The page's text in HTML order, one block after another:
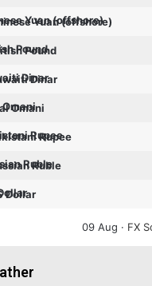
Yuan (offshore)
Pound
Dinar
Omani
Rupee
Ruble
Dollar
09 Aug · FX